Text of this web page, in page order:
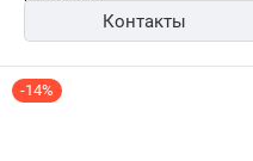
Контакты
-14%